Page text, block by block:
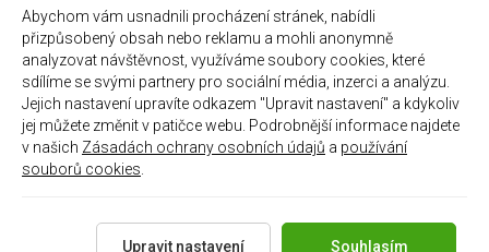
nejsou dle právní úpravy zákona č. 480/2004 Sb., o některých
službách informační společnosti a o změně některých zákonů
(zákon o některých službách informační společnosti) a
zejména §6 citovaného zákona, odpovědni za příspěvky
návštěvníků těchto stránek.
Galerie|Historie
Abychom vám usnadnili procházení stránek, nabídli
přizpůsobený obsah nebo reklamu a mohli anonymně
analyzovat návštěvnost, využíváme soubory cookies, které
sdílíme se svými partnery pro sociální média, inzerci a analýzu.
Jejich nastavení upravíte odkazem "Upravit nastavení" a kdykoliv
jej můžete změnit v patičce webu. Podrobnější informace najdete
v našich Zásadách ochrany osobních údajů a používání
souborů cookies
Souhlasím
Upravit nastavení